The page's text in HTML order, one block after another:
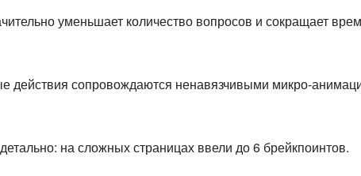
уменьшает количество вопросов и сокращает
действия сопровождаются ненавязчивыми микро-
на сложных страницах ввели до 6 брейкпоинтов.